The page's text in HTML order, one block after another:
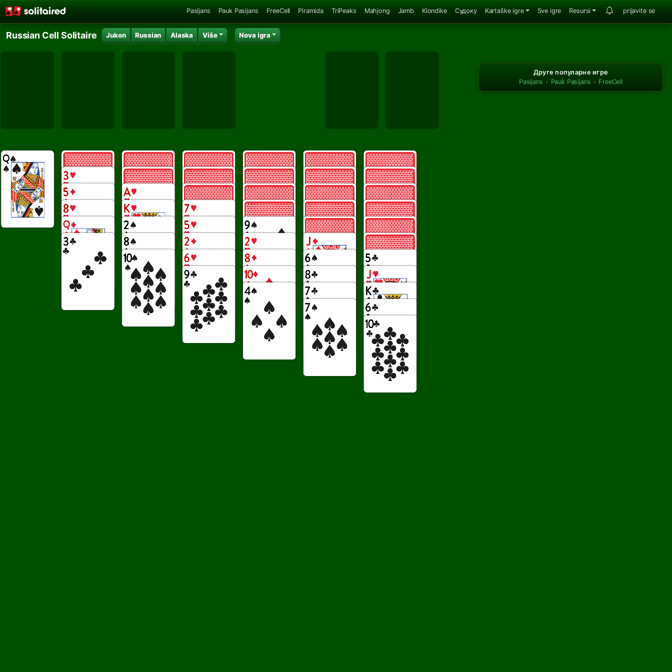
Pasijans Pauk Pasijans FreeCell Piramida TriPeaks Mahjong Jamb Klondike Судоку Kartaške igre Sve igre Resursi prijavite se
Russian Cell Solitaire Jukon Russian Alaska Više Nova igra
Друге популарне игре
Pasijans · Pauk Pasijans · FreeCell